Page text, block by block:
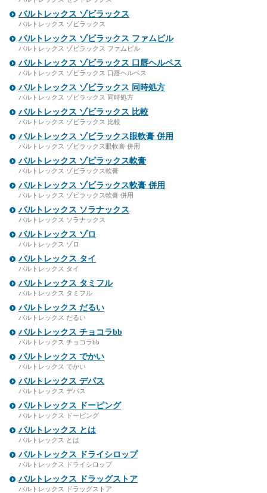
バルトレックス ゾビラックス
バルトレックス ゾビラックス
バルトレックス ゾビラックス ファムビル
バルトレックス ゾビラックス ファムビル
バルトレックス ゾビラックス 口唇ヘルペス
バルトレックス ゾビラックス 口唇ヘルペス
バルトレックス ゾビラックス 同時処方
バルトレックス ゾビラックス 同時処方
バルトレックス ゾビラックス 比較
バルトレックス ゾビラックス 比較
バルトレックス ゾビラックス眼軟膏 併用
バルトレックス ゾビラックス眼軟膏 併用
バルトレックス ゾビラックス軟膏
バルトレックス ゾビラックス軟膏
バルトレックス ゾビラックス軟膏 併用
バルトレックス ゾビラックス軟膏 併用
バルトレックス ソラナックス
バルトレックス ソラナックス
バルトレックス ゾロ
バルトレックス ゾロ
バルトレックス タイ
バルトレックス タイ
バルトレックス タミフル
バルトレックス タミフル
バルトレックス だるい
バルトレックス だるい
バルトレックス チョコラbb
バルトレックス チョコラbb
バルトレックス でかい
バルトレックス でかい
バルトレックス デパス
バルトレックス デパス
バルトレックス ドーピング
バルトレックス ドーピング
バルトレックス とは
バルトレックス とは
バルトレックス ドライシロップ
バルトレックス ドライシロップ
バルトレックス ドラッグストア
バルトレックス ドラッグストア